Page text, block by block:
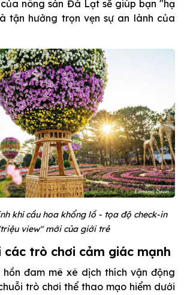
nông sản Đà Lạt sẽ giúp bạn "hạ
tận hưởng trọn vẹn sự an lành của
khí cầu hoa khổng lồ - tọa độ check-in
view" mới của giới trẻ
các trò chơi cảm giác mạnh
đam mê xê dịch thích vận động
trò chơi thể thao mạo hiểm dưới